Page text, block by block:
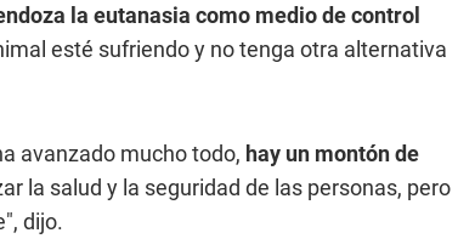
la eutanasia como medio de control
esté sufriendo y no tenga otra alternativa
avanzado mucho todo, hay un montón de
la salud y la seguridad de las personas, pero
dijo.